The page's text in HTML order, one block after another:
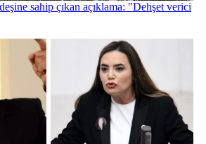
sahip çıkan açıklama: "Dehşet verici